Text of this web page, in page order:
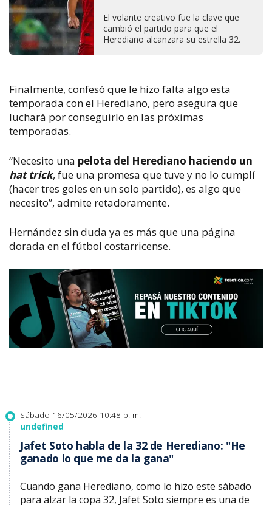
El volante creativo fue la clave que
cambió el partido para que el
Herediano alcanzara su estrella 32.
Finalmente, confesó que le hizo falta algo esta
temporada con el Herediano, pero asegura que
luchará por conseguirlo en las próximas
temporadas.
“Necesito una pelota del Herediano haciendo un
hat trick, fue una promesa que tuve y no lo cumplí
(hacer tres goles en un solo partido), es algo que
necesito”, admite retadoramente.
Hernández sin duda ya es más que una página
dorada en el fútbol costarricense.
Sábado 16/05/2026 10:48 p. m.
undefined
Jafet Soto habla de la 32 de Herediano: "He
ganado lo que me da la gana"
Cuando gana Herediano, como lo hizo este sábado
para alzar la copa 32, Jafet Soto siempre es una de